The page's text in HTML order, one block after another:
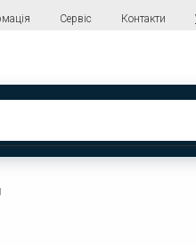
Сервіс Контакти